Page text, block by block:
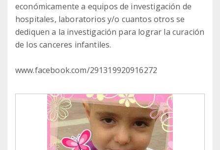
económicamente a equipos de investigación de
hospitales, laboratorios y/o cuantos otros se
dediquen a la investigación para lograr la curación
de los canceres infantiles.
www.facebook.com/291319920916272